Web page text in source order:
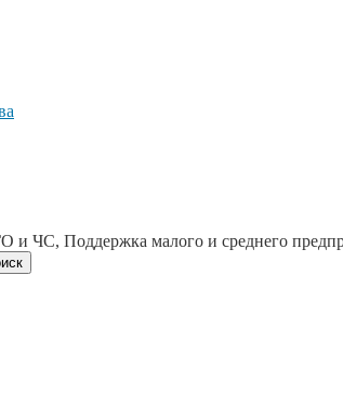
и ЧС, Поддержка малого и среднего